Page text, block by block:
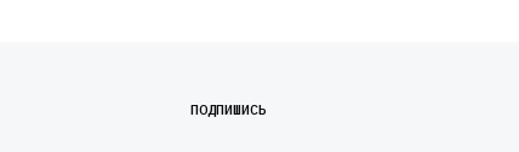
ПОДПИШИСЬ